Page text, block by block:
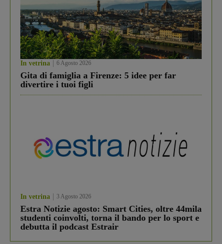
In vetrina 6 Agosto 2026
Gita di famiglia a Firenze: 5 idee per far
divertire i tuoi figli
In vetrina 3 Agosto 2026
Estra Notizie agosto: Smart Cities, oltre 44mila
studenti coinvolti, torna il bando per lo sport e
debutta il podcast Estrair